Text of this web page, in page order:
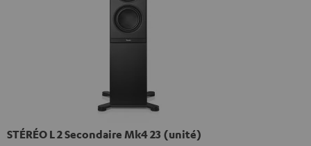
STÉRÉO L 2 Secondaire Mk4 23 (unité)